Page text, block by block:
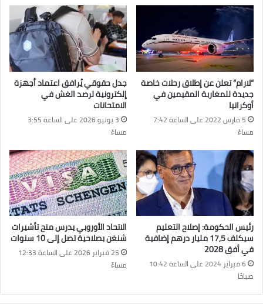
“لارام” تعلن عن إطلاق رحلات خاصة
جديدة للمغاربة المقيمين في
أوكرانيا
5 مارس 2022 على الساعة 7:42
مساءً
جدل حقوقي يُرافق اعتماد أجهزة
إلكترونية لرصد الغش في
الامتحانات
3 يونيو 2026 على الساعة 3:55
مساءً
رئيس الحكومة: إصلاح التعليم
سيكلف 17,5 مليار درهم إضافية
في أفق 2028
6 فبراير 2024 على الساعة 10:42
صباحًا
الاتحاد الأوروبي يدرس منح تأشيرات
شنغن بصلاحية تصل إلى 10 سنوات
25 فبراير 2026 على الساعة 12:33
مساءً